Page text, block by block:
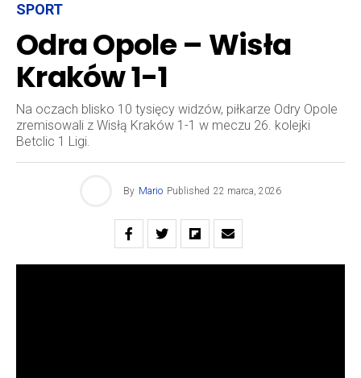
SPORT
Odra Opole – Wisła
Kraków 1-1
Na oczach blisko 10 tysięcy widzów, piłkarze Odry Opole
zremisowali z Wisłą Kraków 1-1 w meczu 26. kolejki
Betclic 1 Ligi.
By Mario Published 22 marca, 2026